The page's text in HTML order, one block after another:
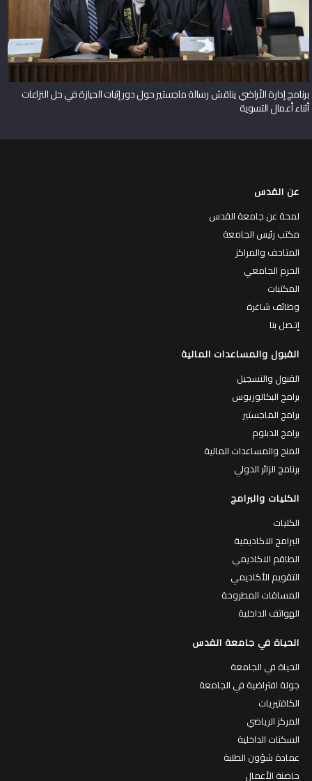
عن القدس
لمحة عن جامعة القدس
مكتب رئيس الجامعة
المتاحف والمراكز
الحرم الجامعي
المكتبات
إتـصل بنا
القبول والمساعدات المالية
القبول والتسجيل
برامج البكالوريوس
برامج الماجستير
برامج الدبلوم
برنامج الزائر الدولي
الكليات والبرامج
الكليات
البرامج الاكاديمية
الطاقم الاكاديمي
التقويم الأكاديمي
الهواتف الداخلية
الحياة في جامعة القدس
الحياة في الجامعة
جولة افتراضية في الجامعة
الكافتيريات
المركز الرياضي